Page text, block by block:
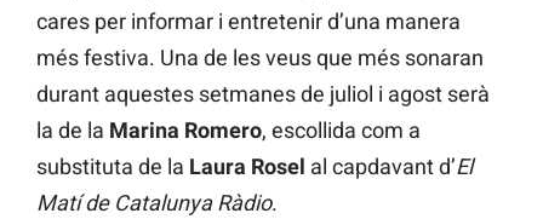
cares per informar i entretenir d’una manera
més festiva. Una de les veus que més sonaran
durant aquestes setmanes de juliol i agost serà
la de la Marina Romero, escollida com a
substituta de la Laura Rosel al capdavant d’El
Matí de Catalunya Ràdio.